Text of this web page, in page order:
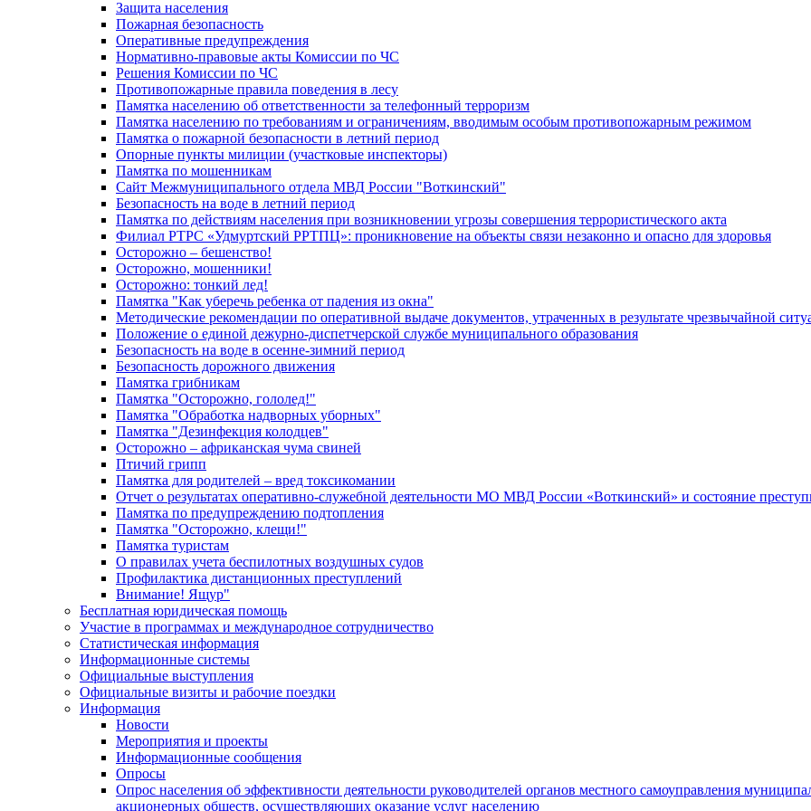
Защита населения
Пожарная безопасность
Оперативные предупреждения
Нормативно-правовые акты Комиссии по ЧС
Решения Комиссии по ЧС
Противопожарные правила поведения в лесу
Памятка населению об ответственности за телефонный терроризм
Памятка населению по требованиям и ограничениям, вводимым особым противопожарным режимом
Памятка о пожарной безопасности в летний период
Опорные пункты милиции (участковые инспекторы)
Памятка по мошенникам
Сайт Межмуниципального отдела МВД России "Воткинский"
Безопасность на воде в летний период
Памятка по действиям населения при возникновении угрозы совершения террористического акта
Филиал РТРС «Удмуртский РРТПЦ»: проникновение на объекты связи незаконно и опасно для здоровья
Осторожно – бешенство!
Осторожно, мошенники!
Осторожно: тонкий лед!
Памятка "Как уберечь ребенка от падения из окна"
Методические рекомендации по оперативной выдаче документов, утраченных в результате чрезвычайной
Положение о единой дежурно-диспетчерской службе муниципального образования
Безопасность на воде в осенне-зимний период
Безопасность дорожного движения
Памятка грибникам
Памятка "Осторожно, гололед!"
Памятка "Обработка надворных уборных"
Памятка "Дезинфекция колодцев"
Осторожно – африканская чума свиней
Птичий грипп
Памятка для родителей – вред токсикомании
Отчет о результатах оперативно-служебной деятельности МО МВД России «Воткинский» и состояние
Памятка по предупреждению подтопления
Памятка "Осторожно, клещи!"
Памятка туристам
О правилах учета беспилотных воздушных судов
Профилактика дистанционных преступлений
Внимание! Ящур"
Бесплатная юридическая помощь
Участие в программах и международное сотрудничество
Статистическая информация
Информационные системы
Официальные выступления
Официальные визиты и рабочие поездки
Информация
Новости
Мероприятия и проекты
Информационные сообщения
Опросы
Опрос населения об эффективности деятельности руководителей органов местного самоуправления
акционерных обществ, осуществляющих оказание услуг населению